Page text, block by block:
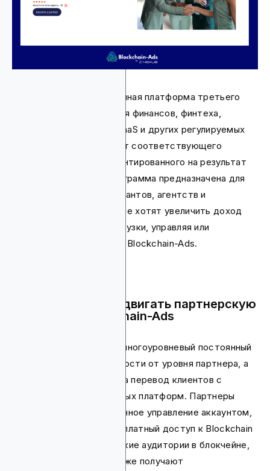
Blockchain-Ads — рекламная платформа третьего
поколения, созданная для финансов, финтеха,
iGaming, криптовалют, SaaS и других регулируемых
отраслей, которые хотят соответствующего
законодательству, ориентированного на результат
роста. Партнерская программа предназначена для
инфлюенсеров, консультантов, агентств и
медиаиздателей, которые хотят увеличить доход
без дополнительной нагрузки, управляя или
рекомендуя кампании на Blockchain-Ads.
Почему стоит продвигать партнерскую
программу Blockchain-Ads
Программа предлагает многоуровневый постоянный
доход 10–20% в зависимости от уровня партнера, а
также разовые бонусы за перевод клиентов с
конкурирующих рекламных платформ. Партнеры
также получают выделенное управление аккаунтом,
поддержку продаж, бесплатный доступ к Blockchain
Analytics, пользовательские аудитории в блокчейне,
API отчетности. Они также получают